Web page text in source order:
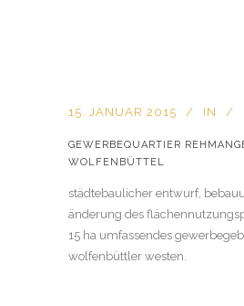
15. JANUAR 2015 IN
GEWERBEQUARTIER
WOLFENBÜTTEL
städtebaulicher entwurf,
änderung des
15 ha umfassendes
wolfenbüttler westen.